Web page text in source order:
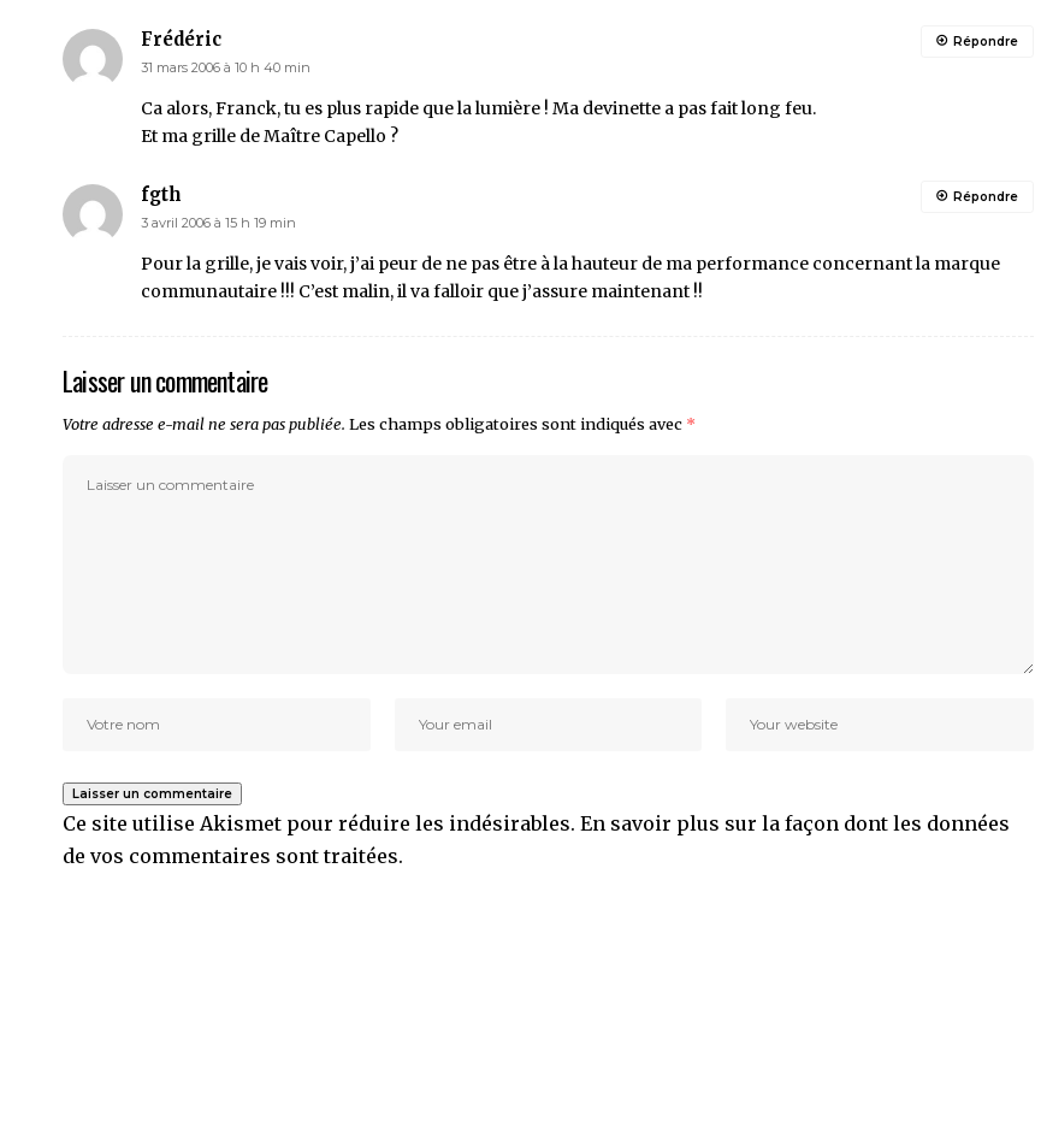
Frédéric
31 mars 2006 à 10 h 40 min
Ca alors, Franck, tu es plus rapide que la lumière ! Ma devinette a pas fait long feu.
Et ma grille de Maître Capello ?
Répondre
fgth
3 avril 2006 à 15 h 19 min
Pour la grille, je vais voir, j’ai peur de ne pas être à la hauteur de ma performance concernant la marque
communautaire !!! C’est malin, il va falloir que j’assure maintenant !!
Répondre
Laisser un commentaire
Votre adresse e-mail ne sera pas publiée. Les champs obligatoires sont indiqués avec *
Ce site utilise Akismet pour réduire les indésirables. En savoir plus sur la façon dont les données
de vos commentaires sont traitées.